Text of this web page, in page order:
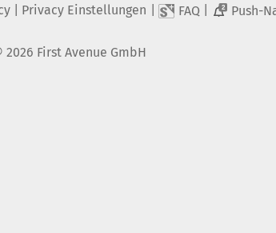
| Privacy Einstellungen FAQ 2 Push-
2026 First Avenue GmbH